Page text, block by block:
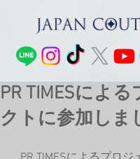
PR TIMESによ
クトに参加しま